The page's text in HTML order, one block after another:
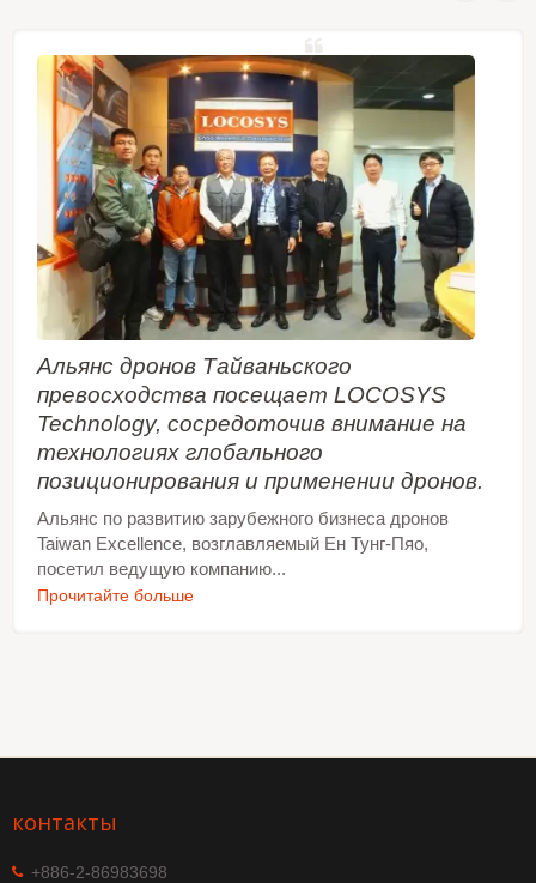
Альянс дронов Тайваньского
превосходства посещает LOCOSYS
Technology, сосредоточив внимание на
технологиях глобального
позиционирования и применении дронов.
Альянс по развитию зарубежного бизнеса дронов
Taiwan Excellence, возглавляемый Ен Тунг-Пяо,
посетил ведущую компанию...
Прочитайте больше
контакты
+886-2-86983698